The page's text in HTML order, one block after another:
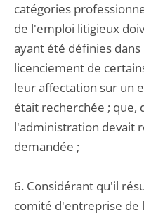
catégories
de l'emploi litigieux
ayant été définies
licenciement de
leur affectation sur un
était recherchée ; que,
l'administration devait
demandée ;
6. Considérant qu'il
comité d'entreprise de